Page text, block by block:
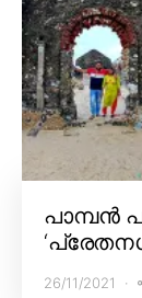
പാമ്പൻ
26/11/2021